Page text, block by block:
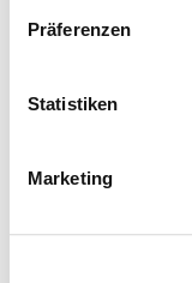
Präferenzen
Statistiken
Marketing